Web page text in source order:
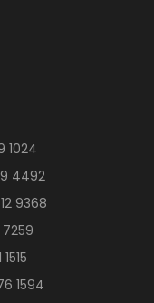
1024
4492
9368
1594